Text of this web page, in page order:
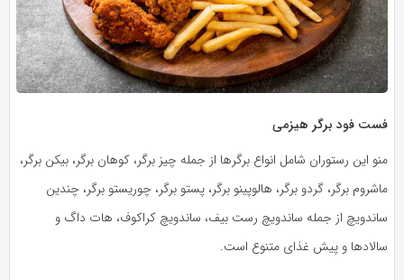
فست فود برگر هیزمی
منو این رستوران شامل انواع برگرها از جمله چیز برگر، کوهان برگر، بیکن برگر،
ماشروم برگر، گردو برگر، هالوپینو برگر، پستو برگر، چوریستو برگر، چندین
ساندویچ‌ از جمله ساندویچ رست بیف، ساندویچ کراکوف، هات‌ داگ و
سالادها و پیش غذای متنوع است.